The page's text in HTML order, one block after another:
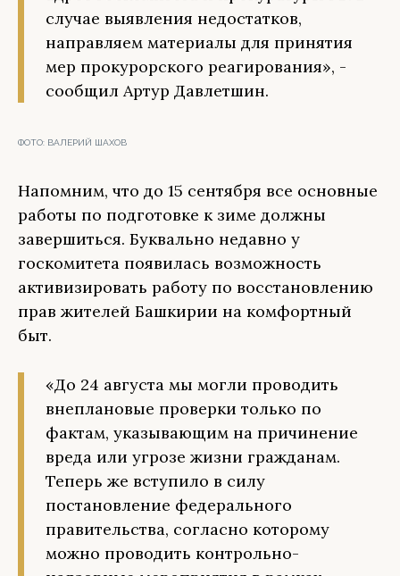
случае выявления недостатков,
направляем материалы для принятия
мер прокурорского реагирования», -
сообщил Артур Давлетшин.
ФОТО: ВАЛЕРИЙ ШАХОВ
Напомним, что до 15 сентября все основные
работы по подготовке к зиме должны
завершиться. Буквально недавно у
госкомитета появилась возможность
активизировать работу по восстановлению
прав жителей Башкирии на комфортный
быт.
«До 24 августа мы могли проводить
внеплановые проверки только по
фактам, указывающим на причинение
вреда или угрозе жизни гражданам.
Теперь же вступило в силу
постановление федерального
правительства, согласно которому
можно проводить контрольно-